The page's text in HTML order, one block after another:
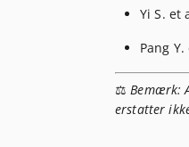
Yi S. et
Pang
⚖️Bemærk:
erstatter